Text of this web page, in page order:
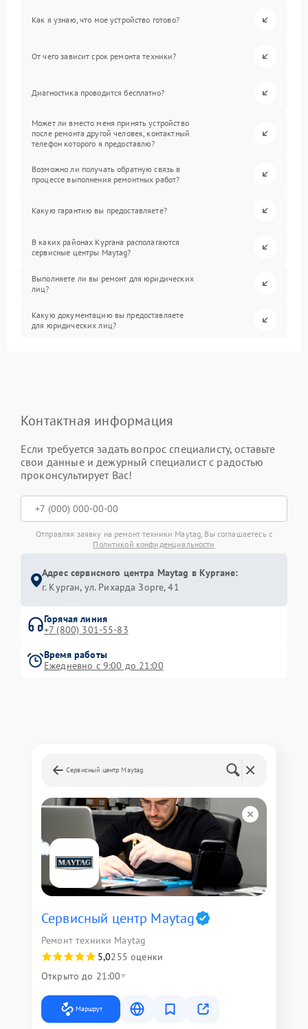
Как я узнаю, что мое устройство готово?
От чего зависит срок ремонта техники?
Диагностика проводится бесплатно?
Может ли вместо меня принять устройство
после ремонта другой человек, контактный
телефон которого я предоставлю?
Возможно ли получать обратную связь в
процессе выполнения ремонтных работ?
Какую гарантию вы предоставляете?
В каких районах Кургана располагаются
сервисные центры Maytag?
Выполняете ли вы ремонт для юридических
лиц?
Какую документацию вы предоставляете
для юридических лиц?
Контактная информация
Если требуется задать вопрос специалисту, оставьте
свои данные и дежурный специалист с радостью
проконсультирует Вас!
Отправляя заявку на ремонт техники Maytag, Вы соглашаетесь с
Политикой конфиденциальности
Адрес сервисного центра Maytag в Кургане:
г. Курган, ул. Рихарда Зорге, 41
Горячая линия
+7 (800) 301-55-83
Время работы
Ежедневно с 9:00 до 21:00
Сервисный центр Maytag
Сервисный центр Maytag
Ремонт техники Maytag
5,0255 оценки
Открыто до 21:00
Маршрут